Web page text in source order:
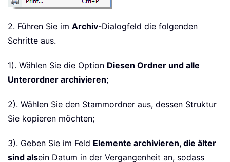
2. Führen Sie im Archiv-Dialogfeld die folgenden
Schritte aus.
1). Wählen Sie die Option Diesen Ordner und alle
Unterordner archivieren;
2). Wählen Sie den Stammordner aus, dessen Struktur
Sie kopieren möchten;
3). Geben Sie im Feld Elemente archivieren, die älter
sind alsein Datum in der Vergangenheit an, sodass